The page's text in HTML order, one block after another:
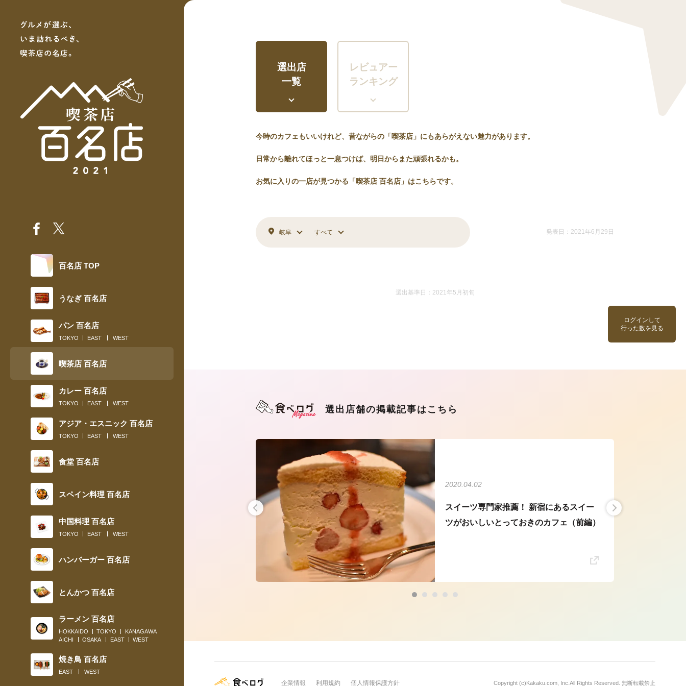
百名店 TOP
うなぎ 百名店
パン 百名店
TOKYO EAST WEST
喫茶店 百名店
カレー 百名店
TOKYO EAST WEST
アジア・エスニック 百名店
TOKYO EAST WEST
食堂 百名店
スペイン料理 百名店
中国料理 百名店
TOKYO EAST WEST
ハンバーガー 百名店
とんかつ 百名店
ラーメン 百名店
HOKKAIDO TOKYO
KANAGAWA
AICHI
OSAKA EAST WEST
焼き鳥 百名店
EAST WEST
選出店
一覧
レビュアー
ランキング
今時のカフェもいいけれど、昔ながらの「喫茶店」にもあらがえない魅力があります。
日常から離れてほっと一息つけば、明日からまた頑張れるかも。
お気に入りの一店が見つかる「喫茶店 百名店」はこちらです。
岐阜 すべて 発表日：2021年6月29日
選出基準日：2021年5月初旬
ログインして
行った数を見る
選出店舗の掲載記事はこちら
2020.04.02
スイーツ専門家推薦！ 新宿にあるスイー
ツがおいしいとっておきのカフェ（前編）
企業情報 利用規約 個人情報保護方針 Copyright (c)Kakaku.com, Inc. All Rights Reserved. 無断転載禁止